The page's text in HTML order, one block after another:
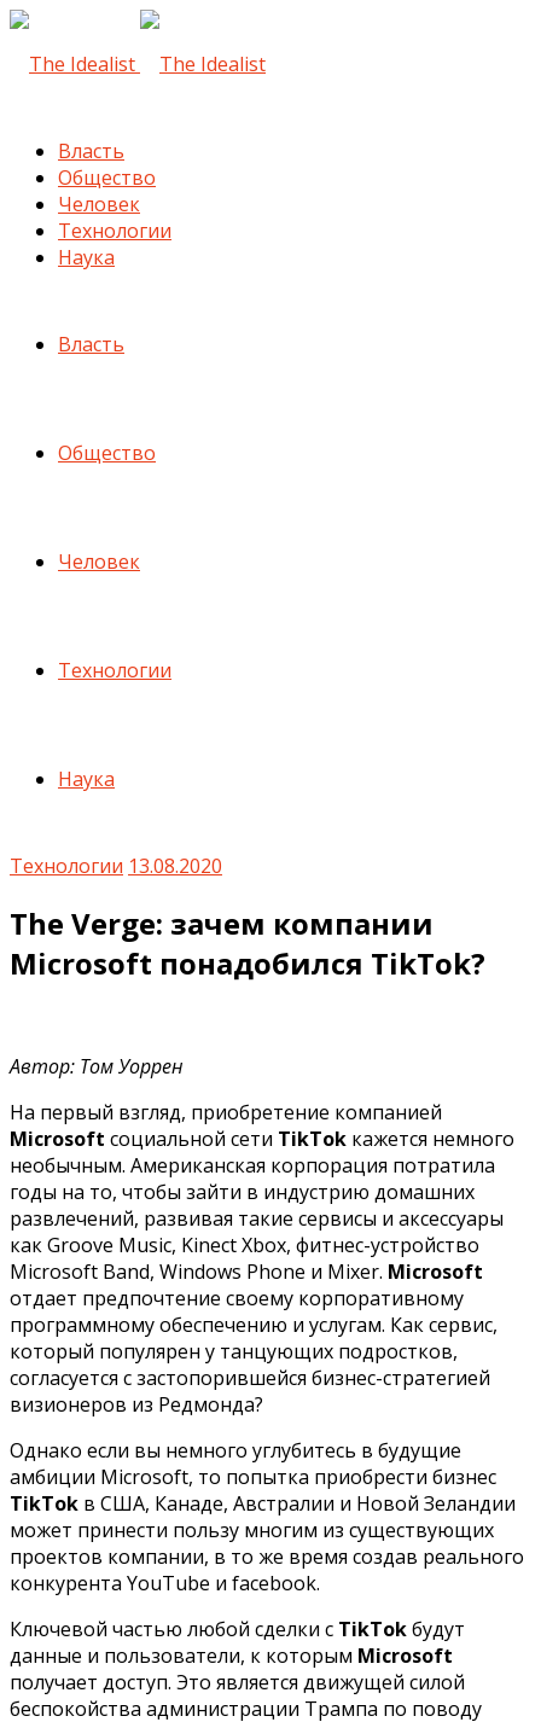
Власть
Общество
Человек
Технологии
Наука
Власть
Общество
Человек
Технологии
Наука
Технологии 13.08.2020
The Verge: зачем компании
Microsoft понадобился TikTok?
Автор: Том Уоррен
На первый взгляд, приобретение компанией
Microsoft социальной сети TikTok кажется немного
необычным. Американская корпорация потратила
годы на то, чтобы зайти в индустрию домашних
развлечений, развивая такие сервисы и аксессуары
как Groove Music, Kinect Xbox, фитнес-устройство
Microsoft Band, Windows Phone и Mixer. Microsoft
отдает предпочтение своему корпоративному
программному обеспечению и услугам. Как сервис,
который популярен у танцующих подростков,
согласуется с застопорившейся бизнес-стратегией
визионеров из Редмонда?
Однако если вы немного углубитесь в будущие
амбиции Microsoft, то попытка приобрести бизнес
TikTok в США, Канаде, Австралии и Новой Зеландии
может принести пользу многим из существующих
проектов компании, в то же время создав реального
конкурента YouTube и facebook.
Ключевой частью любой сделки с TikTokбудут
данные и пользователи, к которым Microsoft
получает доступ. Это является движущей силой
беспокойства администрации Трампа по поводу